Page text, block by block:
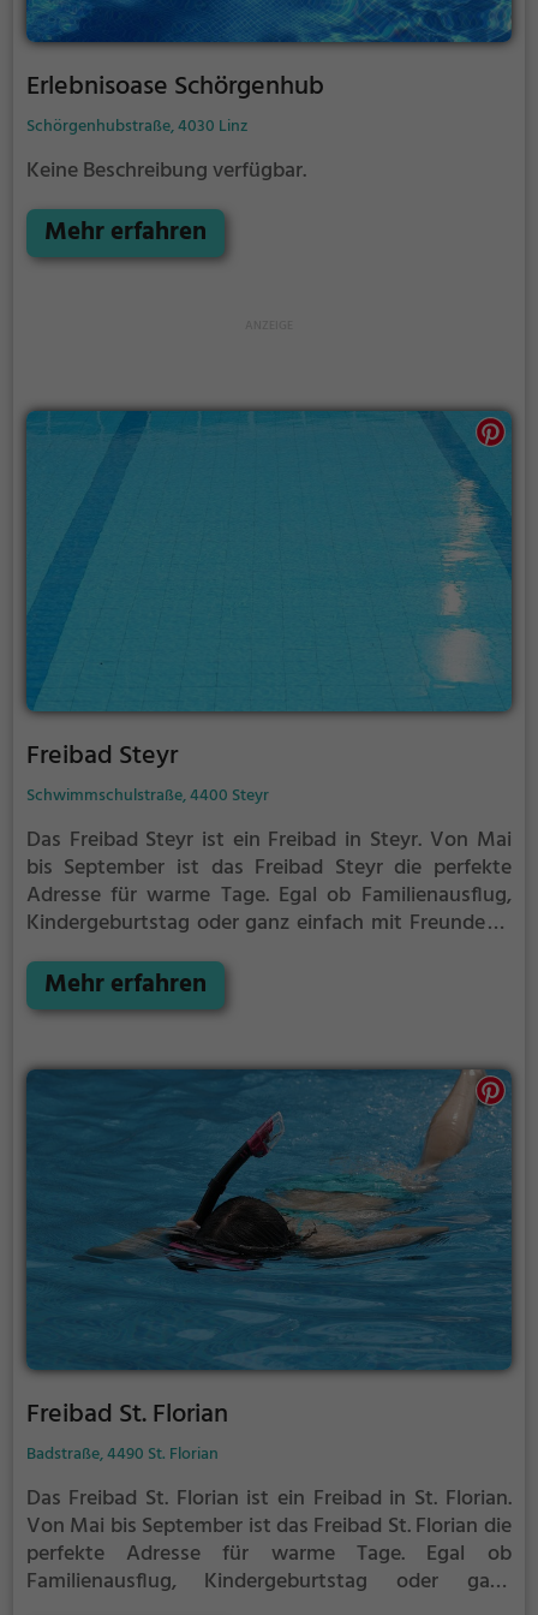
Erlebnisoase Schörgenhub
Schörgenhubstraße, 4030 Linz
Keine Beschreibung verfügbar.
Mehr erfahren
Freibad Steyr
Schwimmschulstraße, 4400 Steyr
Das Freibad Steyr ist ein Freibad in Steyr. Von Mai
bis September ist das Freibad Steyr die perfekte
Adresse für warme Tage. Egal ob Familienausflug,
Kindergeburtstag oder ganz einfach mit Freunden -
gutem Wetter kann die Freibadsaison im Freibad
Steyr auch verlängert werden. Informationen hierzu
Mehr erfahren
Freibad St. Florian
Badstraße, 4490 St. Florian
Das Freibad St. Florian ist ein Freibad in St. Florian.
Von Mai bis September ist das Freibad St. Florian die
perfekte Adresse für warme Tage. Egal ob
Familienausflug, Kindergeburtstag oder ganz